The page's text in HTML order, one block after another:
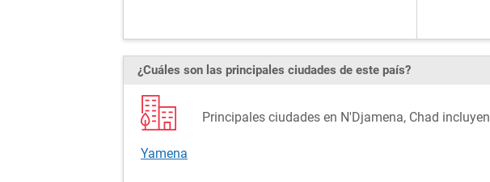
¿Cuáles son las principales ciudades de este país?
Principales ciudades en N'Djamena, Chad incluyen
Yamena